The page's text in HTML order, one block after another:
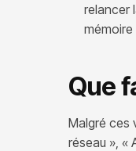
relancer
mémoire
Que
Malgré ces
réseau », «